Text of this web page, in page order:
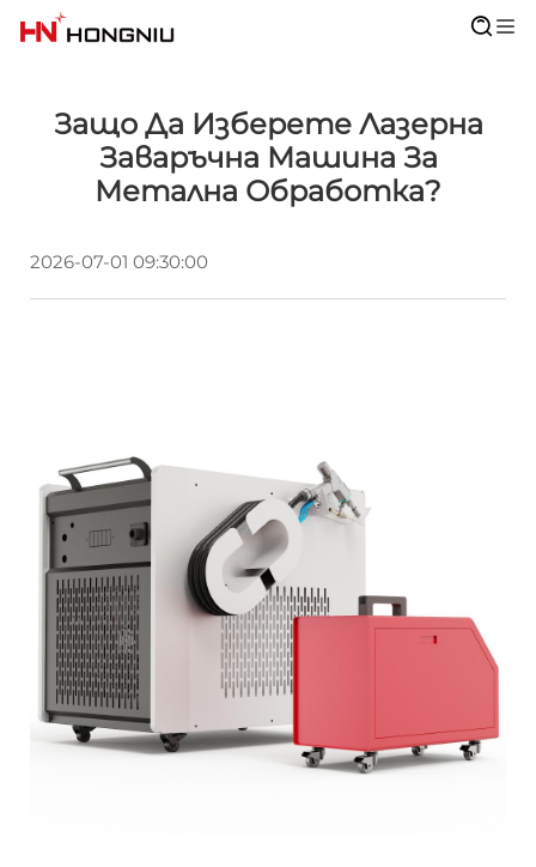
Защо Да Изберете Лазерна
Заваръчна Машина За
Метална Обработка?
2026-07-01 09:30:00